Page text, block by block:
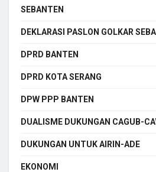
SEBANTEN
DEKLARASI PASLON GOLKAR
DPRD BANTEN
DPRD KOTA SERANG
DPW PPP BANTEN
DUALISME DUKUNGAN CAGUB-
DUKUNGAN UNTUK AIRIN-ADE
EKONOMI